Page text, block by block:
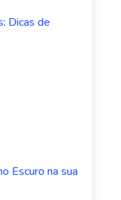
Dicas de
Escuro na sua